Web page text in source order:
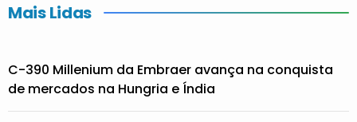
Mais Lidas
C-390 Millenium da Embraer avança na conquista
de mercados na Hungria e Índia